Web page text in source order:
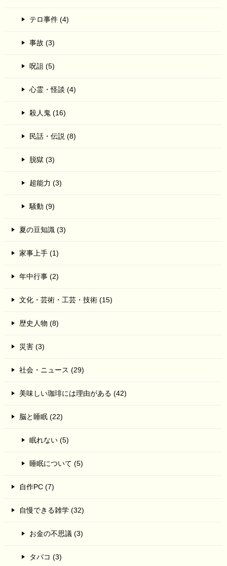
テロ事件 (4)
事故 (3)
呪詛 (5)
心霊・怪談 (4)
殺人鬼 (16)
民話・伝説 (8)
脱獄 (3)
超能力 (3)
騒動 (9)
夏の豆知識 (3)
家事上手 (1)
年中行事 (2)
文化・芸術・工芸・技術 (15)
歴史人物 (8)
災害 (3)
社会・ニュース (29)
美味しい珈琲には理由がある (42)
脳と睡眠 (22)
眠れない (5)
睡眠について (5)
自作PC (7)
自慢できる雑学 (32)
お金の不思議 (3)
タバコ (3)